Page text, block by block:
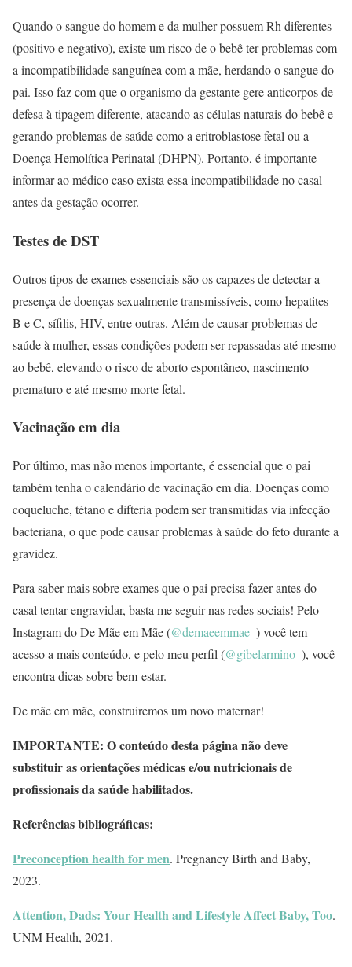
Quando o sangue do homem e da mulher possuem Rh diferentes
(positivo e negativo), existe um risco de o bebê ter problemas com
a incompatibilidade sanguínea com a mãe, herdando o sangue do
pai. Isso faz com que o organismo da gestante gere anticorpos de
defesa à tipagem diferente, atacando as células naturais do bebê e
gerando problemas de saúde como a eritroblastose fetal ou a
Doença Hemolítica Perinatal (DHPN). Portanto, é importante
informar ao médico caso exista essa incompatibilidade no casal
antes da gestação ocorrer.
Testes de DST
Outros tipos de exames essenciais são os capazes de detectar a
presença de doenças sexualmente transmissíveis, como hepatites
B e C, sífilis, HIV, entre outras. Além de causar problemas de
saúde à mulher, essas condições podem ser repassadas até mesmo
ao bebê, elevando o risco de aborto espontâneo, nascimento
prematuro e até mesmo morte fetal.
Vacinação em dia
Por último, mas não menos importante, é essencial que o pai
também tenha o calendário de vacinação em dia. Doenças como
coqueluche, tétano e difteria podem ser transmitidas via infecção
bacteriana, o que pode causar problemas à saúde do feto durante a
gravidez.
Para saber mais sobre exames que o pai precisa fazer antes do
casal tentar engravidar, basta me seguir nas redes sociais! Pelo
Instagram do De Mãe em Mãe (@demaeemmae_ ) você tem
acesso a mais conteúdo, e pelo meu perfil (@gibelarmino_ ), você
encontra dicas sobre bem-estar.
De mãe em mãe, construiremos um novo maternar!
IMPORTANTE: O conteúdo desta página não deve
substituir as orientações médicas e/ou nutricionais de
profissionais da saúde habilitados.
Referências bibliográficas:
Preconception health for men. Pregnancy Birth and Baby,
2023.
Attention, Dads: Your Health and Lifestyle Affect Baby, Too.
UNM Health, 2021.